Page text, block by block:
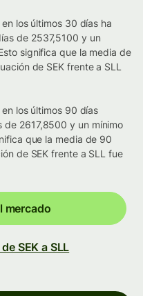
los últimos 30 días ha
de 2537,5100 y un
significa que la media de
de SEK frente a SLL
los últimos 90 días
2617,8500 y un mínimo
que la media de 90
de SEK frente a SLL fue
mercado
SEK a SLL